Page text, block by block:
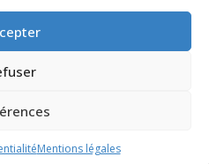
Mentions légales
Restons en contact
Tous droits réservés
légales